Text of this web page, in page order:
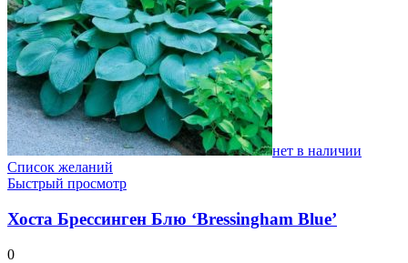
нет в наличии
Список желаний
Быстрый просмотр
Хоста Брессинген Блю ‘Bressingham Blue’
0